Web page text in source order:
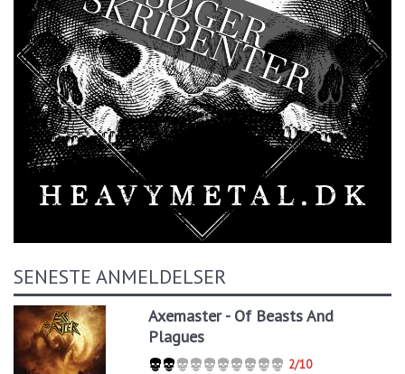
SENESTE ANMELDELSER
Axemaster - Of Beasts And
Plagues
2/10